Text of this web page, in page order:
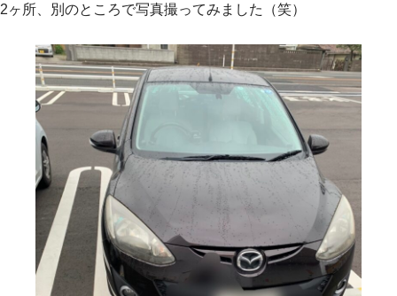
2ヶ所、別のところで写真撮ってみました（笑）